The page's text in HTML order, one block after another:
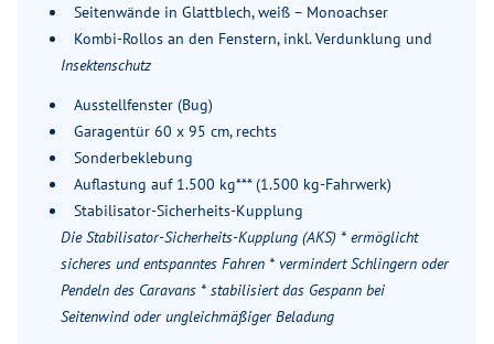
Seitenwände in Glattblech, weiß – Monoachser
Kombi-Rollos an den Fenstern, inkl. Verdunklung und
Insektenschutz
Ausstellfenster (Bug)
Garagentür 60 x 95 cm, rechts
Sonderbeklebung
Auflastung auf 1.500 kg*** (1.500 kg-Fahrwerk)
Stabilisator-Sicherheits-Kupplung
Die Stabilisator-Sicherheits-Kupplung (AKS) * ermöglicht
sicheres und entspanntes Fahren * vermindert Schlingern oder
Pendeln des Caravans * stabilisiert das Gespann bei
Seitenwind oder ungleichmäßiger Beladung